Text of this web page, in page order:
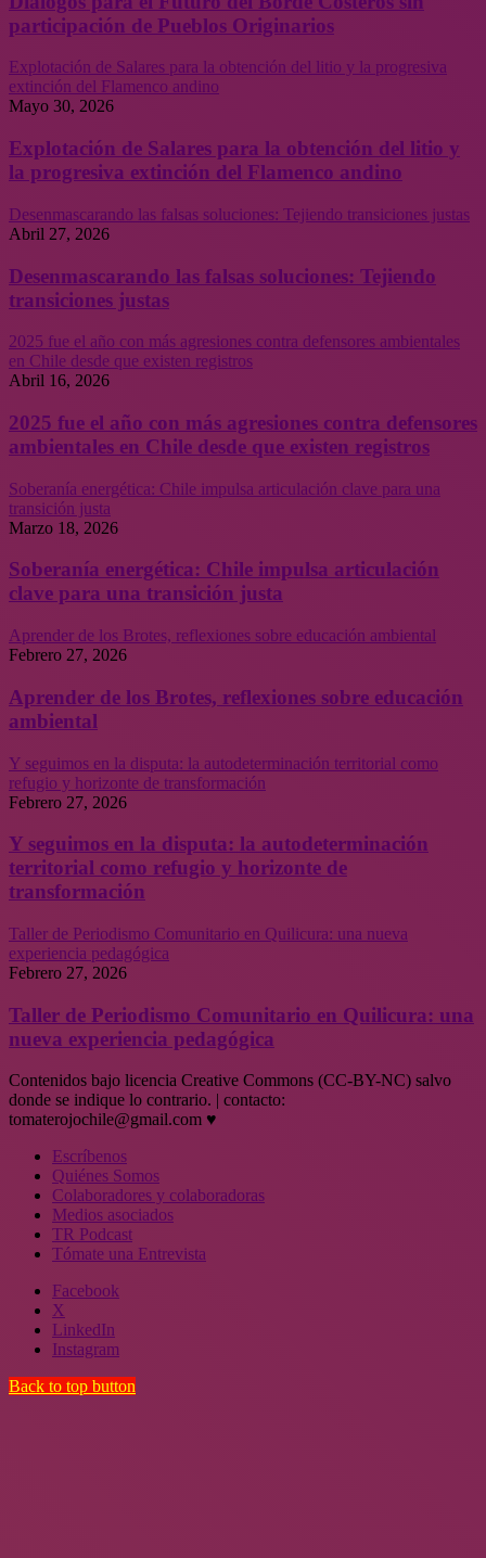
participación de Pueblos Originarios
Explotación de Salares para la obtención del litio y la progresiva
extinción del Flamenco andino
Mayo 30, 2026
Explotación de Salares para la obtención del litio y
la progresiva extinción del Flamenco andino
Desenmascarando las falsas soluciones: Tejiendo transiciones justas
Abril 27, 2026
Desenmascarando las falsas soluciones: Tejiendo
transiciones justas
2025 fue el año con más agresiones contra defensores ambientales
en Chile desde que existen registros
Abril 16, 2026
2025 fue el año con más agresiones contra defensores
ambientales en Chile desde que existen registros
Soberanía energética: Chile impulsa articulación clave para una
transición justa
Marzo 18, 2026
Soberanía energética: Chile impulsa articulación
clave para una transición justa
Aprender de los Brotes, reflexiones sobre educación ambiental
Febrero 27, 2026
Aprender de los Brotes, reflexiones sobre educación
ambiental
Y seguimos en la disputa: la autodeterminación territorial como
refugio y horizonte de transformación
Febrero 27, 2026
Y seguimos en la disputa: la autodeterminación
territorial como refugio y horizonte de
transformación
Taller de Periodismo Comunitario en Quilicura: una nueva
experiencia pedagógica
Febrero 27, 2026
Taller de Periodismo Comunitario en Quilicura: una
nueva experiencia pedagógica
Contenidos bajo licencia Creative Commons (CC-BY-NC) salvo
donde se indique lo contrario. | contacto:
tomaterojochile@gmail.com ♥
Escríbenos
Quiénes Somos
Colaboradores y colaboradoras
Medios asociados
TR Podcast
Tómate una Entrevista
Facebook
X
LinkedIn
Instagram
Back to top button